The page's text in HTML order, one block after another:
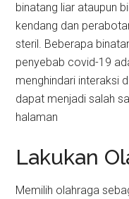
binatang liar ataupun
kendang dan
steril. Beberapa
penyebab covid-19
menghindari interaksi
dapat menjadi salah
halaman
Lakukan
Memilih olahraga